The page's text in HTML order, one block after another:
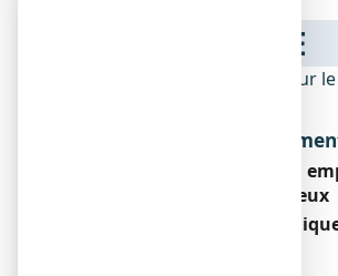
NOTICE
ANSM - Mis à jour
Dénomination du
ANTALCALM 140 mg
médicamenteux
Diclofénac